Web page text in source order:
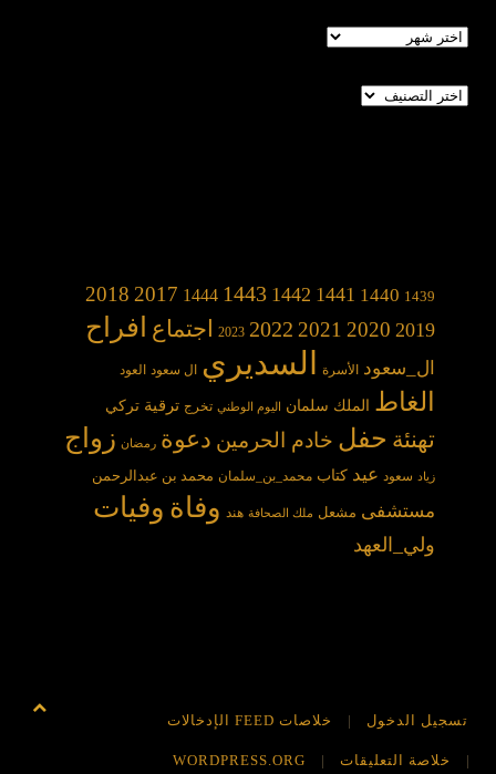
الأرشيف
تصنيفات
1439
1440
1441
1442
1443
1444
2017
2018
2019
2020
2021
2022
2023 اجتماع افراح
ال_سعود الأسرة السديري ال سعود العود
الغاط الملك سلمان اليوم الوطني تخرج ترقية تركي
تهنئة حفل خادم الحرمين دعوة رمضان زواج
زياد سعود عيد كتاب محمد_بن_سلمان محمد بن عبدالرحمن
مستشفى مشعل ملك الصحافة هند وفاة وفيات
ولي_العهد
تسجيل الدخول خلاصات FEED الإدخالات
خلاصة التعليقات WORDPRESS.ORG